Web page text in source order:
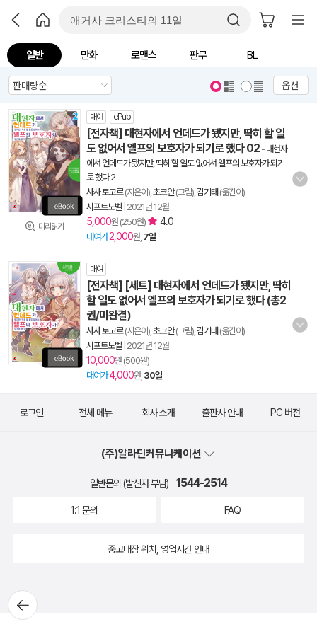
일반 만화 로맨스 판무 BL
옵션
미리읽기
대여 ePub
[전자책] 대현자에서 언데드가 됐지만, 딱히 할 일
도 없어서 엘프의 보호자가 되기로 했다 02 - 대현자
에서 언데드가 됐지만, 딱히 할 일도 없어서 엘프의 보호자가 되기
로 했다 2
사사 토고로(지은이), 초코안(그림), 김기태 (옮긴이)
시프트노벨 2021년 12월
5,000원 (250원) 4.0
대여가 2,000원, 7일
대여
[전자책] [세트] 대현자에서 언데드가 됐지만, 딱히
할 일도 없어서 엘프의 보호자가 되기로 했다 (총2
권/미완결)
사사 토고로(지은이), 초코안(그림), 김기태 (옮긴이)
시프트노벨 2021년 12월
10,000원 (500원)
대여가4,000원, 30일
뒤로가
기
로그인 전체 메뉴 회사 소개 출판사 안내 PC 버전
(주)알라딘커뮤니케이션
일반문의 (발신자 부담) 1544-2514
1:1 문의 FAQ
중고매장 위치, 영업시간 안내